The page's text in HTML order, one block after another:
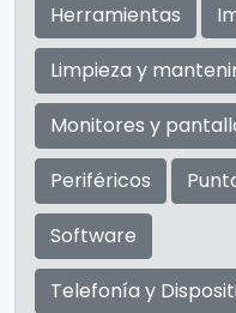
Herramientas
Limpieza y
Monitores y
Periféricos
Software
Telefonía y